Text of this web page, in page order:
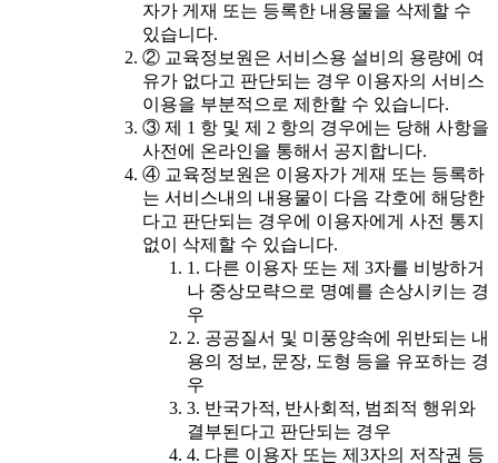
자가 게재 또는 등록한 내용물을 삭제할 수
있습니다.
② 교육정보원은 서비스용 설비의 용량에 여
유가 없다고 판단되는 경우 이용자의 서비스
이용을 부분적으로 제한할 수 있습니다.
③ 제 1 항 및 제 2 항의 경우에는 당해 사항을
사전에 온라인을 통해서 공지합니다.
④ 교육정보원은 이용자가 게재 또는 등록하
는 서비스내의 내용물이 다음 각호에 해당한
다고 판단되는 경우에 이용자에게 사전 통지
없이 삭제할 수 있습니다.
1. 다른 이용자 또는 제 3자를 비방하거
나 중상모략으로 명예를 손상시키는 경
우
2. 공공질서 및 미풍양속에 위반되는 내
용의 정보, 문장, 도형 등을 유포하는 경
우
3. 반국가적, 반사회적, 범죄적 행위와
결부된다고 판단되는 경우
4. 다른 이용자 또는 제3자의 저작권 등